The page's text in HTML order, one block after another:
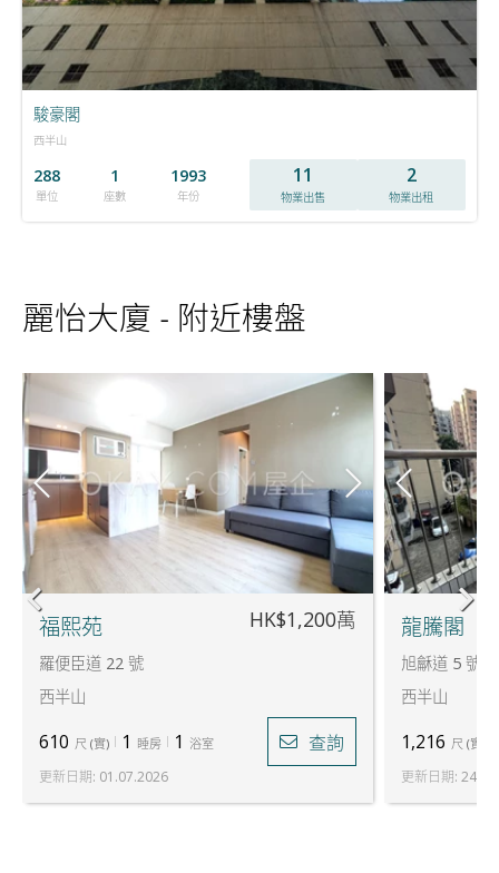
駿豪閣
西半山
288
單位
1
座數
1993
年份
11
物業出售
2
物業出租
麗怡大廈 - 附近樓盤
福熙苑
羅便臣道 22 號
西半山
HK$1,200萬
610 尺 (實) 1 睡房 1 浴室 查詢
更新日期: 01.07.2026
龍騰閣
旭龢道 5 號
西半山
1,216 尺 (實
更新日期: